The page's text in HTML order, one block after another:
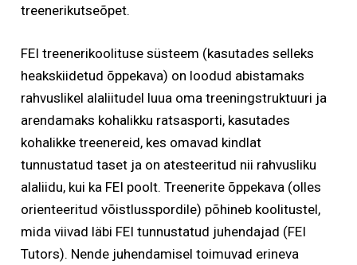
treenerikutseõpet.
FEI treenerikoolituse süsteem (kasutades selleks
heakskiidetud õppekava) on loodud abistamaks
rahvuslikel alaliitudel luua oma treeningstruktuuri ja
arendamaks kohalikku ratsasporti, kasutades
kohalikke treenereid, kes omavad kindlat
tunnustatud taset ja on atesteeritud nii rahvusliku
alaliidu, kui ka FEI poolt. Treenerite õppekava (olles
orienteeritud võistlusspordile) põhineb koolitustel,
mida viivad läbi FEI tunnustatud juhendajad (FEI
Tutors). Nende juhendamisel toimuvad erineva